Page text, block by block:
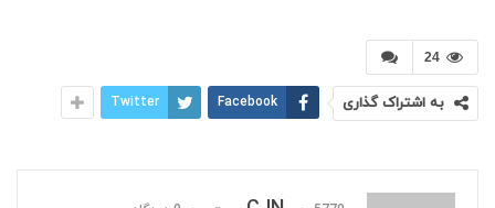
24
به اشتراک گذاری Facebook
Twitter